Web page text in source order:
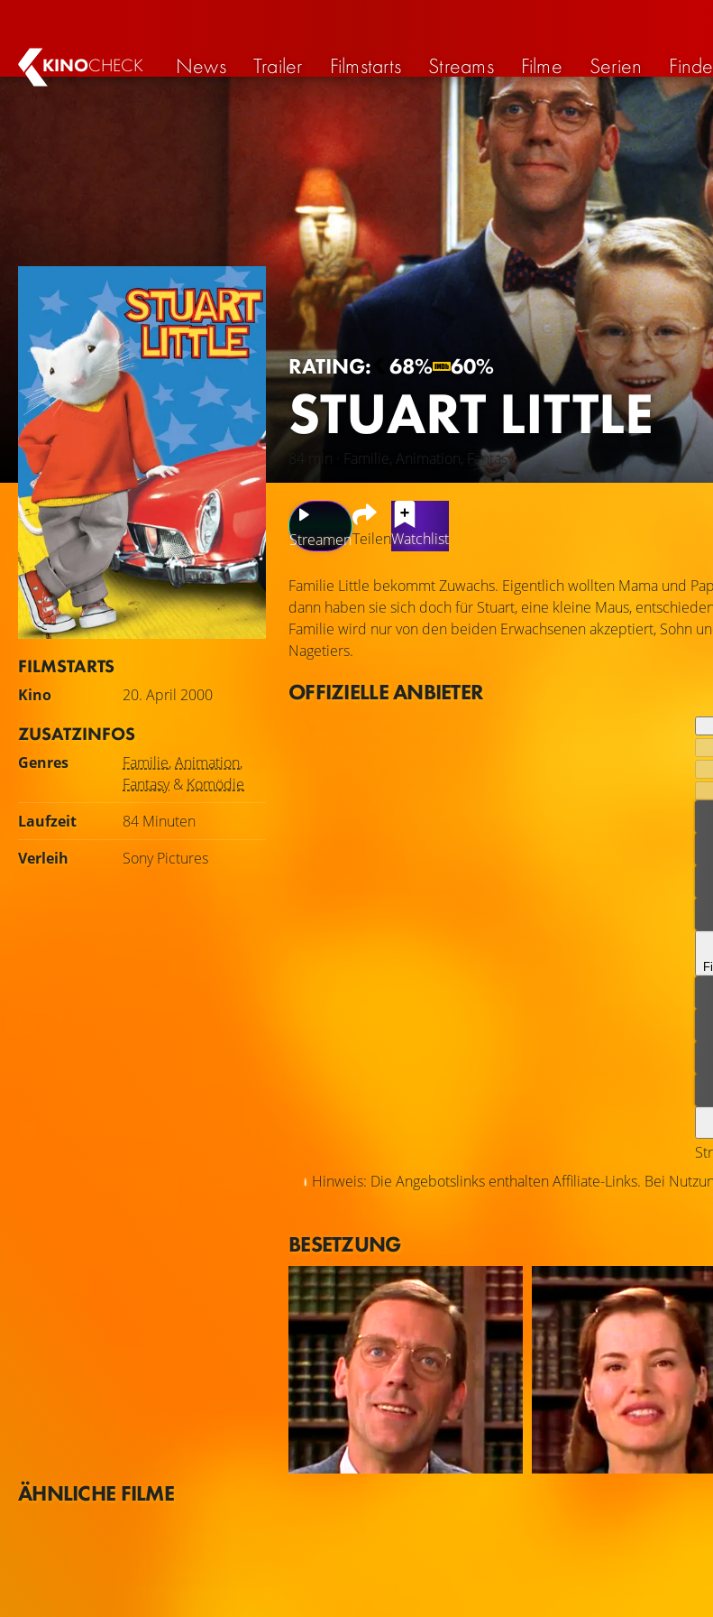
KINOCHECK News Trailer Filmstarts Streams Filme Serien
RATING: 68% 60%
STUART LITTLE
84 min · Familie, Animation, Fantasy
FILMSTARTS
Kino 20. April 2000
ZUSATZINFOS
Genres Familie,Animation,
Fantasy& Komödie
Laufzeit
84 Minuten
Verleih
Sony Pictures
StreamenTeilenWatchlist
Familie Little bekommt Zuwachs. Eigentlich wollten Mama und
dann haben sie sich doch für Stuart, eine kleine Maus,
Familie wird nur von den beiden Erwachsenen akzeptiert, Sohn
Nagetiers.
OFFIZIELLE ANBIETER
Hinweis: Die Angebotslinks enthalten Affiliate-Links. Bei
BESETZUNG
ÄHNLICHE FILME